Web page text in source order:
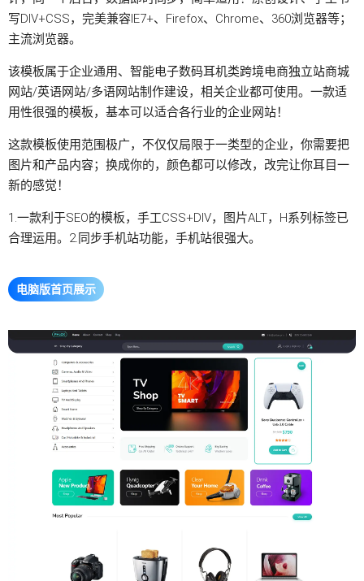
写DIV+CSS，完美兼容IE7+、Firefox、Chrome、360浏览器等；
主流浏览器。
该模板属于企业通用、智能电子数码耳机类跨境电商独立站商城
网站/英语网站/多语网站制作建设，相关企业都可使用。一款适
用性很强的模板，基本可以适合各行业的企业网站！
这款模板使用范围极广，不仅仅局限于一类型的企业，你需要把
图片和产品内容；换成你的，颜色都可以修改，改完让你耳目一
新的感觉！
1.一款利于SEO的模板，手工CSS+DIV，图片ALT，H系列标签已
合理运用。2.同步手机站功能，手机站很强大。
电脑版首页展示